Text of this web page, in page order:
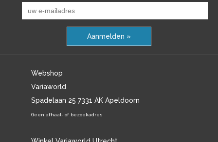
Aanmelden »
Webshop
Variaworld
Spadelaan 25 7331 AK Apeldoorn
Geen afhaal- of bezoekadres